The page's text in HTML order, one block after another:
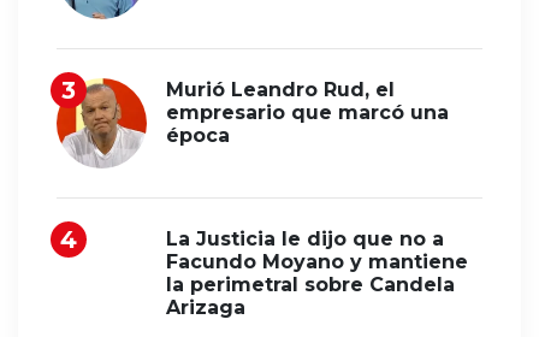
Murió Leandro Rud, el
empresario que marcó una
época
La Justicia le dijo que no a
Facundo Moyano y mantiene
la perimetral sobre Candela
Arizaga